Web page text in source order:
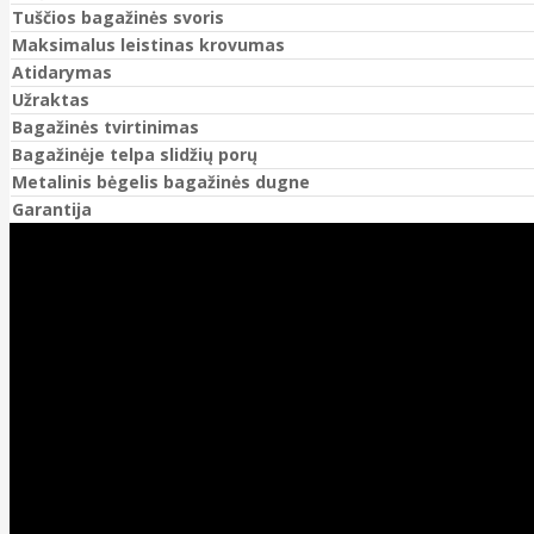
Tuščios bagažinės svoris
Maksimalus leistinas krovumas
Atidarymas
Užraktas
Bagažinės tvirtinimas
Bagažinėje telpa slidžių porų
Metalinis bėgelis bagažinės dugne
Garantija